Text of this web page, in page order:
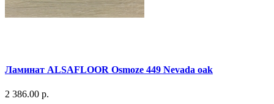
Ламинат ALSAFLOOR Osmoze 449 Nevada oak
2 386.00 р.